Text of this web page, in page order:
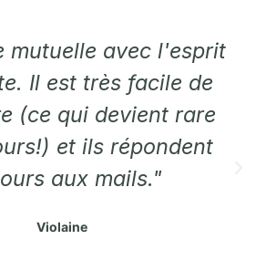
mutuelle avec l'esprit
Il est très facile de
(ce qui devient rare
et ils répondent
aux mails."
Violaine